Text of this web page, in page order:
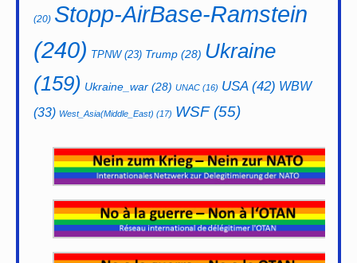
(20) Stopp-AirBase-Ramstein
(240) TPNW(23) Trump (28) Ukraine
(159) Ukraine_war (28) UNAC (16) USA(42) WBW
(33) West_Asia(Middle_East) (17) WSF(55)